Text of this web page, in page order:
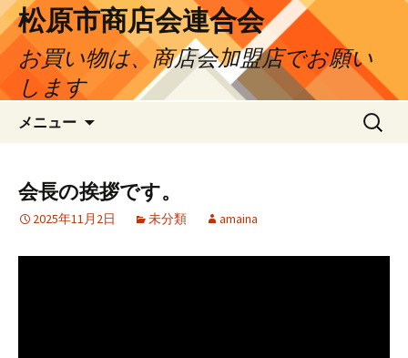
松原市商店会連合会
お買い物は、商店会加盟店でお願い
します
メニュー
ン
ツ
へ
検
索:
会長の挨拶です。
2025年11月2日 未分類 amaina